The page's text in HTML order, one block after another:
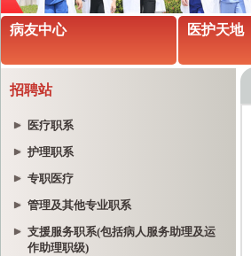
病友中心 医护天地
招聘站
医疗职系
护理职系
专职医疗
管理及其他专业职系
支援服务职系(包括病人服务助理及运
作助理职级)